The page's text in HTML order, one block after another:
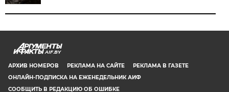
AIF.BY
АРХИВ НОМЕРОВ РЕКЛАМА НА САЙТЕ
РЕКЛАМА В ГАЗЕТЕ
ОНЛАЙН-ПОДПИСКА НА ЕЖЕНЕДЕЛЬНИК АИФ
СООБЩИТЬ В РЕДАКЦИЮ ОБ ОШИБКЕ